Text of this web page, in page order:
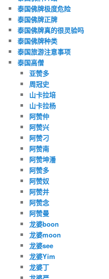
泰国佛牌极度危险
泰国佛牌正牌
泰国佛牌真的很灵验吗
泰国佛牌种类
泰国旅游注意事项
泰国高僧
亚赞多
周冠史
山卡拉培
山卡拉杨
阿赞仲
阿赞兴
阿赞刁
阿赞南
阿赞坤潘
阿赞多
阿赞奴
阿赞并
阿赞念
阿赞曼
龙婆boon
龙婆moon
龙婆see
龙婆Yim
龙婆丁